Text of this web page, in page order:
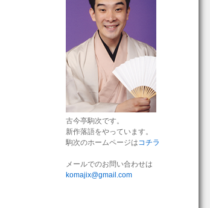
古今亭駒次です。
新作落語をやっています。
駒次のホームページはコチラ
メールでのお問い合わせは
komajix@gmail.com